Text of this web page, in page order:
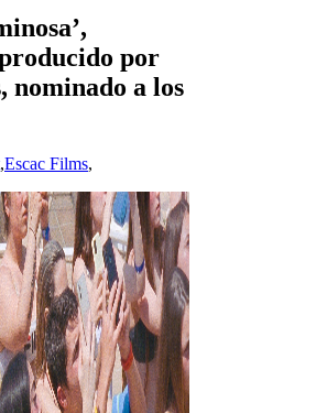
por
nominado a los
,Escac Films,